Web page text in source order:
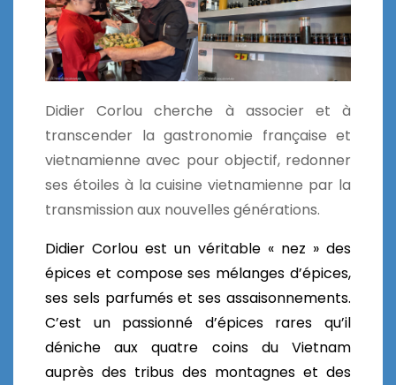
Didier Corlou cherche à associer et à
transcender la gastronomie française et
vietnamienne avec pour objectif, redonner
ses étoiles à la cuisine vietnamienne par la
transmission aux nouvelles générations.
Didier Corlou est un véritable « nez » des
épices et compose ses mélanges d’épices,
ses sels parfumés et ses assaisonnements.
C’est un passionné d’épices rares qu’il
déniche aux quatre coins du Vietnam
auprès des tribus des montagnes et des